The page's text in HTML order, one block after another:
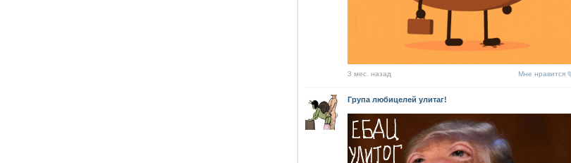
Мне нравится
3 мес. назад
Група любицелей улитаг!